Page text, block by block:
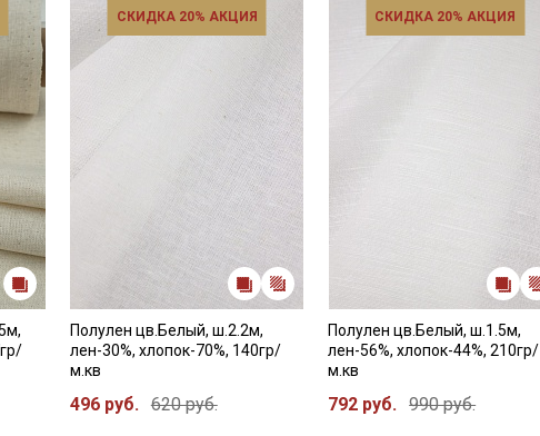
СКИДКА 20% АКЦИЯ
Полулен цв.Белый, ш.2.2м,
лен-30%, хлопок-70%, 140гр/
м.кв
496 руб. 620 руб.
СКИДКА 20% АКЦИЯ
Полулен цв.Белый, ш.1.5м,
лен-56%, хлопок-44%, 210гр/
м.кв
792 руб. 990 руб.
почта
Подписаться
Ознакомлен(а) с
Политикой обработки персональных
данных
Согласие на обработку персональных
данных
ДаюСогласие на получение рекламных и
информационных рассылок